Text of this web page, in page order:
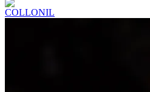
COLLONIL